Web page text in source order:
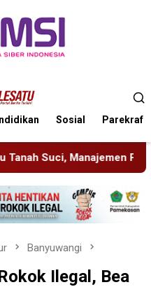
Sosial Parekraf
Berita Tetap Maksimal
Banyuwangi
Ilegal, Bea